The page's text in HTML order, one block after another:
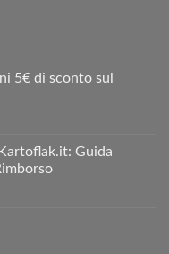
5€ di sconto sul
Guida